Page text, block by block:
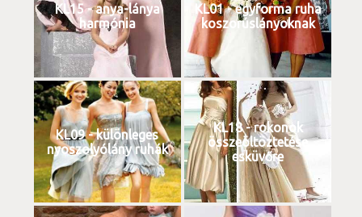
KL15 - anya-lánya
harmónia
KL01 - egyforma ruha
koszorúslányoknak
KL09 - különleges
nyoszolyólány ruhák
KL18 - rokonok
összeöltöztetése
esküvőre